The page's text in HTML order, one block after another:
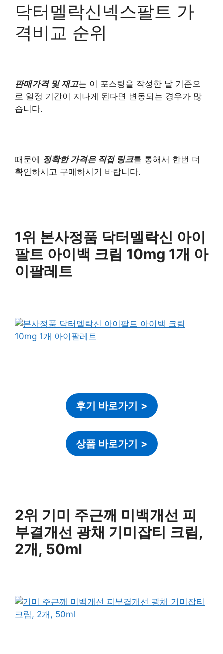
닥터멜락신넥스팔트 가
격비교 순위
판매가격 및 재고는 이 포스팅을 작성한 날 기준으
로 일정 기간이 지나게 된다면 변동되는 경우가 많
습니다.
때문에 정확한 가격은 직접 링크를 통해서 한번 더
확인하시고 구매하시기 바랍니다.
1위 본사정품 닥터멜락신 아이
팔트 아이백 크림 10mg 1개 아
이팔레트
후기 바로가기 >
상품 바로가기 >
2위 기미 주근깨 미백개선 피
부결개선 광채 기미잡티 크림,
2개, 50ml